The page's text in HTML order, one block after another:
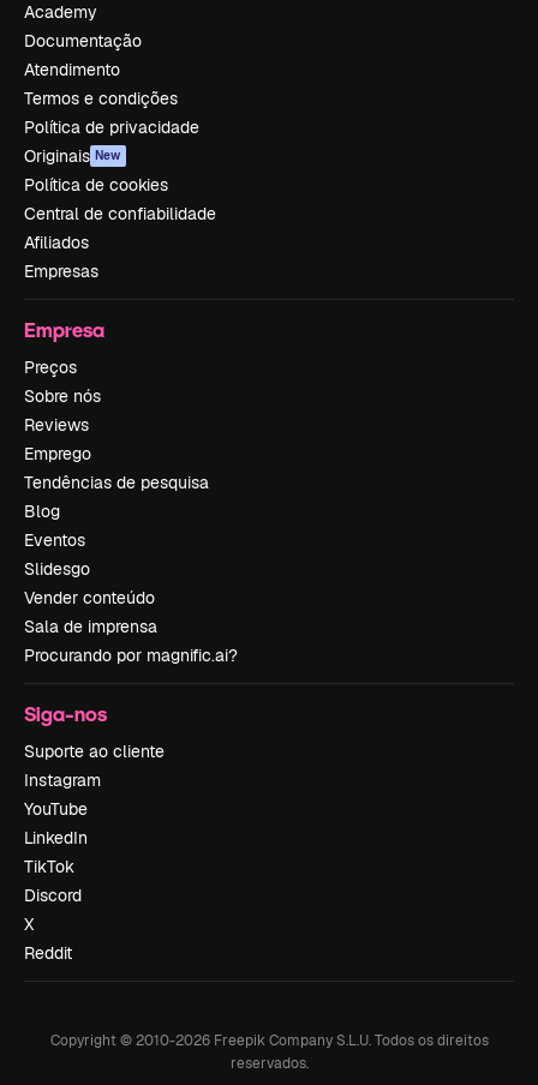
Academy
Documentação
Atendimento
Termos e condições
Política de privacidade
Originais New
Política de cookies
Central de confiabilidade
Afiliados
Empresas
Empresa
Preços
Sobre nós
Reviews
Emprego
Tendências de pesquisa
Blog
Eventos
Slidesgo
Vender conteúdo
Sala de imprensa
Procurando por magnific.ai?
Siga-nos
Suporte ao cliente
Instagram
YouTube
LinkedIn
TikTok
Discord
X
Reddit
Copyright © 2010-2026Freepik Company S.L.U. Todos os direitos
reservados.